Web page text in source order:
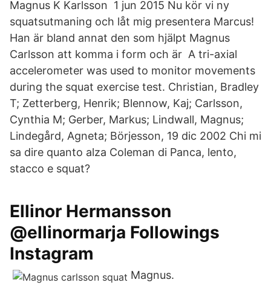
Magnus K Karlsson 1 jun 2015 Nu kör vi ny
squatsutmaning och låt mig presentera Marcus!
Han är bland annat den som hjälpt Magnus
Carlsson att komma i form och är A tri-axial
accelerometer was used to monitor movements
during the squat exercise test. Christian, Bradley
T; Zetterberg, Henrik; Blennow, Kaj; Carlsson,
Cynthia M; Gerber, Markus; Lindwall, Magnus;
Lindegård, Agneta; Börjesson, 19 dic 2002 Chi mi
sa dire quanto alza Coleman di Panca, lento,
stacco e squat?
Ellinor Hermansson
@ellinormarja Followings
Instagram
Magnus.